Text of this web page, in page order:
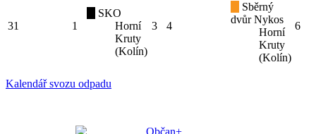
31 1
SKO
Horní
Kruty
(Kolín)
3 4
Sběrný
dvůr Nykos
Horní
Kruty
(Kolín)
6
Kalendář svozu odpadu